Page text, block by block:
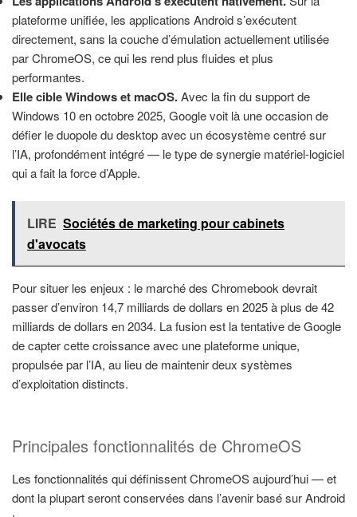
plateforme unifiée, les applications Android s’exécutent
directement, sans la couche d’émulation actuellement utilisée
par ChromeOS, ce qui les rend plus fluides et plus
performantes.
Elle cible Windows et macOS.Avec la fin du support de
Windows 10 en octobre 2025, Google voit là une occasion de
défier le duopole du desktop avec un écosystème centré sur
l’IA, profondément intégré — le type de synergie matériel-logiciel
qui a fait la force d’Apple.
LIRE Sociétés de marketing pour cabinets
d'avocats
Pour situer les enjeux : le marché des Chromebook devrait
passer d’environ 14,7 milliards de dollars en 2025 à plus de 42
milliards de dollars en 2034. La fusion est la tentative de Google
de capter cette croissance avec une plateforme unique,
propulsée par l’IA, au lieu de maintenir deux systèmes
d’exploitation distincts.
Principales fonctionnalités de ChromeOS
Les fonctionnalités qui définissent ChromeOS aujourd’hui — et
dont la plupart seront conservées dans l’avenir basé sur Android